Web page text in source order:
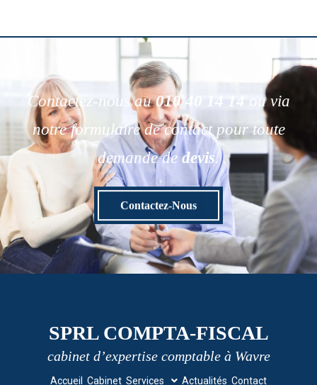
Contactez-nous au010 40 14 14
ou via
notre formulaire de contact pour toute
demande de devis.
Contactez-Nous
SPRL COMPTA-FISCAL
cabinet d’expertise comptable à Wavre
Accueil Cabinet Services Actualités Contact